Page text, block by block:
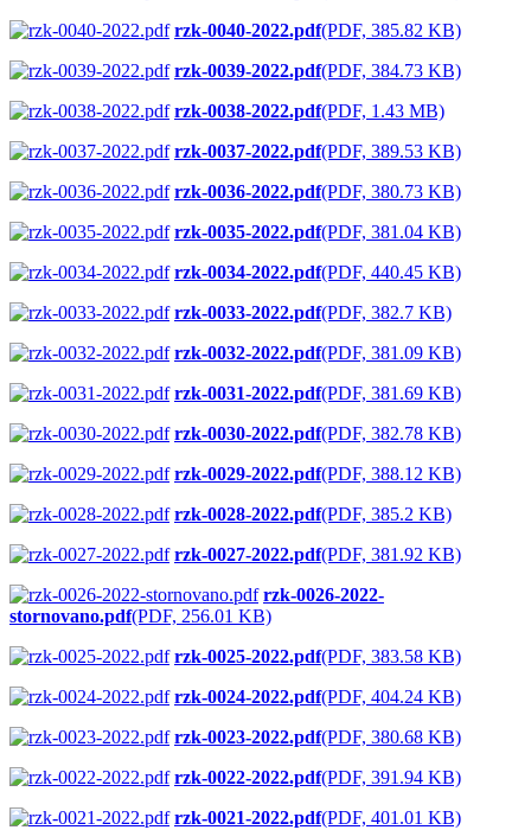
rzk-0040-2022.pdf(PDF, 385.82 KB)
rzk-0039-2022.pdf(PDF, 384.73 KB)
rzk-0038-2022.pdf(PDF, 1.43 MB)
rzk-0037-2022.pdf(PDF, 389.53 KB)
rzk-0036-2022.pdf(PDF, 380.73 KB)
rzk-0035-2022.pdf(PDF, 381.04 KB)
rzk-0034-2022.pdf(PDF, 440.45 KB)
rzk-0033-2022.pdf(PDF, 382.7 KB)
rzk-0032-2022.pdf(PDF, 381.09 KB)
rzk-0031-2022.pdf(PDF, 381.69 KB)
rzk-0030-2022.pdf(PDF, 382.78 KB)
rzk-0029-2022.pdf(PDF, 388.12 KB)
rzk-0028-2022.pdf(PDF, 385.2 KB)
rzk-0027-2022.pdf(PDF, 381.92 KB)
rzk-0026-2022-
stornovano.pdf(PDF, 256.01 KB)
rzk-0025-2022.pdf(PDF, 383.58 KB)
rzk-0024-2022.pdf(PDF, 404.24 KB)
rzk-0023-2022.pdf(PDF, 380.68 KB)
rzk-0022-2022.pdf(PDF, 391.94 KB)
rzk-0021-2022.pdf(PDF, 401.01 KB)